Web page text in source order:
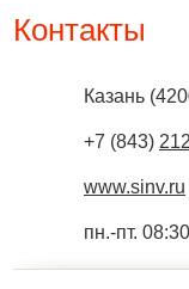
Контакты
Казань (
+7 (843)
www.sinv.ru
пн.-пт.